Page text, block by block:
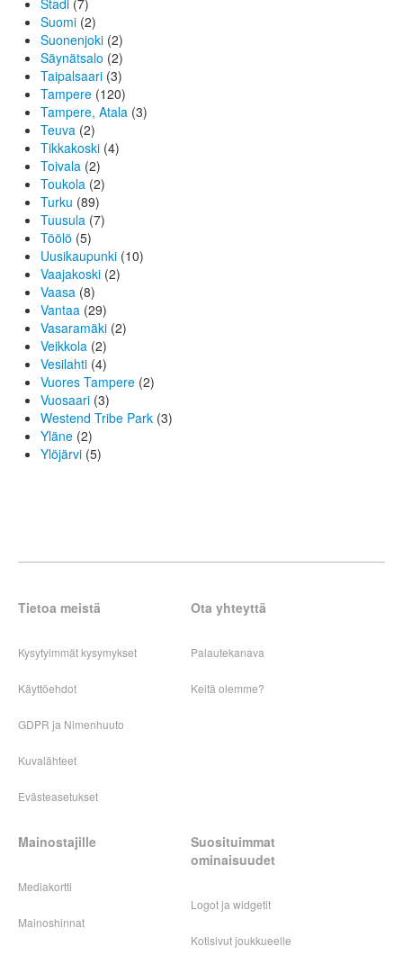
Stadi (7)
Suomi (2)
Suonenjoki (2)
Säynätsalo (2)
Taipalsaari (3)
Tampere (120)
Tampere, Atala (3)
Teuva (2)
Tikkakoski (4)
Toivala (2)
Toukola (2)
Turku (89)
Tuusula (7)
Töölö (5)
Uusikaupunki (10)
Vaajakoski (2)
Vaasa (8)
Vantaa (29)
Vasaramäki (2)
Veikkola (2)
Vesilahti (4)
Vuores Tampere (2)
Vuosaari (3)
Westend Tribe Park (3)
Yläne (2)
Ylöjärvi (5)
Tietoa meistä
Kysytyimmät kysymykset
Käyttöehdot
GDPR ja Nimenhuuto
Kuvalähteet
Evästeasetukset
Ota yhteyttä
Palautekanava
Keitä olemme?
Mainostajille
Mediakortti
Mainoshinnat
Suosituimmat
ominaisuudet
Logot ja widgetit
Kotisivut joukkueelle